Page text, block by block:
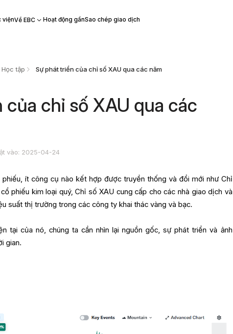
việnVề EBC Hoạt động gầnSao chép giao dịch
tập Sự phát triển của chỉ số XAU qua các năm
chỉ số XAU qua các
vào: 2025-04-24
ít công cụ nào kết hợp được truyền thống và đổi mới như Chỉ
phiếu kim loại quý, Chỉ số XAU cung cấp cho các nhà giao dịch và
suất thị trường trong các công ty khai thác vàng và bạc.
tại của nó, chúng ta cần nhìn lại nguồn gốc, sự phát triển và ảnh
gian.